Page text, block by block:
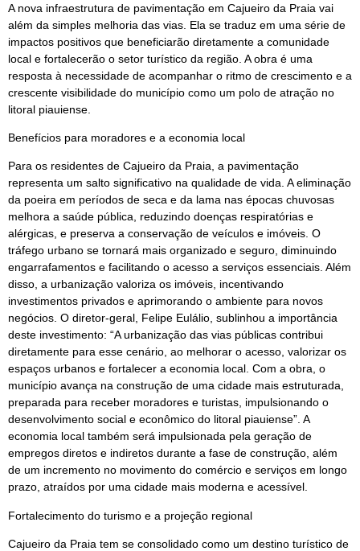
A nova infraestrutura de pavimentação em Cajueiro da Praia vai
além da simples melhoria das vias. Ela se traduz em uma série de
impactos positivos que beneficiarão diretamente a comunidade
local e fortalecerão o setor turístico da região. A obra é uma
resposta à necessidade de acompanhar o ritmo de crescimento e a
crescente visibilidade do município como um polo de atração no
litoral piauiense.
Benefícios para moradores e a economia local
Para os residentes de Cajueiro da Praia, a pavimentação
representa um salto significativo na qualidade de vida. A eliminação
da poeira em períodos de seca e da lama nas épocas chuvosas
melhora a saúde pública, reduzindo doenças respiratórias e
alérgicas, e preserva a conservação de veículos e imóveis. O
tráfego urbano se tornará mais organizado e seguro, diminuindo
engarrafamentos e facilitando o acesso a serviços essenciais. Além
disso, a urbanização valoriza os imóveis, incentivando
investimentos privados e aprimorando o ambiente para novos
negócios. O diretor-geral, Felipe Eulálio, sublinhou a importância
deste investimento: “A urbanização das vias públicas contribui
diretamente para esse cenário, ao melhorar o acesso, valorizar os
espaços urbanos e fortalecer a economia local. Com a obra, o
município avança na construção de uma cidade mais estruturada,
preparada para receber moradores e turistas, impulsionando o
desenvolvimento social e econômico do litoral piauiense”. A
economia local também será impulsionada pela geração de
empregos diretos e indiretos durante a fase de construção, além
de um incremento no movimento do comércio e serviços em longo
prazo, atraídos por uma cidade mais moderna e acessível.
Fortalecimento do turismo e a projeção regional
Cajueiro da Praia tem se consolidado como um destino turístico de